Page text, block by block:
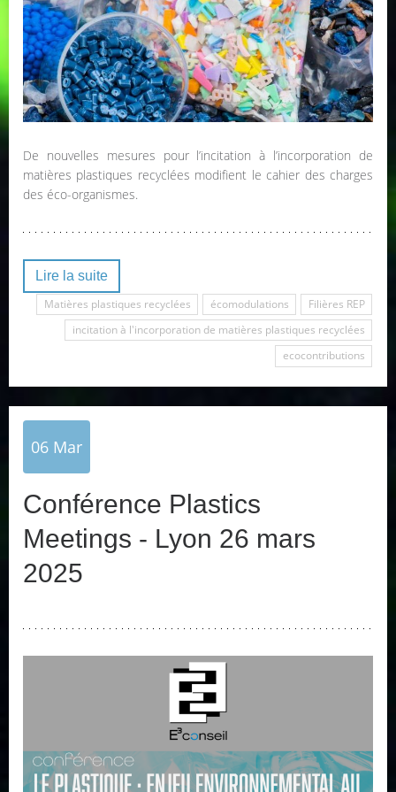
De nouvelles mesures pour l’incitation à l’incorporation de
matières plastiques recyclées modifient le cahier des charges
des éco-organismes.
Lire la suite
Matières plastiques recyclées
écomodulations
Filières REP
incitation à l'incorporation de matières plastiques recyclées
ecocontributions
06 Mar
Conférence Plastics
Meetings - Lyon 26 mars
2025